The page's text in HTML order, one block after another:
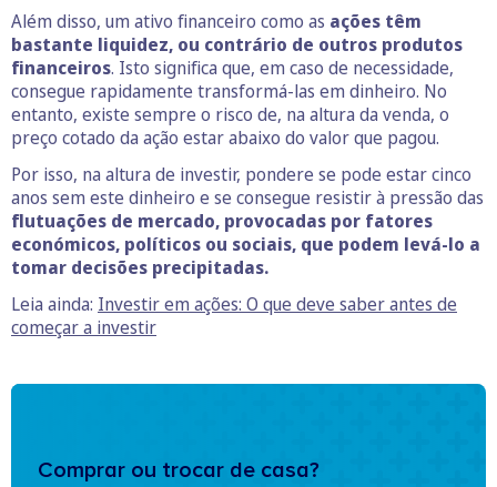
Além disso, um ativo financeiro como as ações têm
bastante liquidez, ou contrário de outros produtos
financeiros. Isto significa que, em caso de necessidade,
consegue rapidamente transformá-las em dinheiro. No
entanto, existe sempre o risco de, na altura da venda, o
preço cotado da ação estar abaixo do valor que pagou.
Por isso, na altura de investir, pondere se pode estar cinco
anos sem este dinheiro e se consegue resistir à pressão das
flutuações de mercado, provocadas por fatores
económicos, políticos ou sociais, que podem levá-lo a
tomar decisões precipitadas.
Leia ainda: Investir em ações: O que deve saber antes de
começar a investir
Comprar ou trocar de casa?